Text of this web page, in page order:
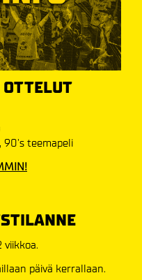
90's teemapeli
viikkoa.
päivä kerrallaan.